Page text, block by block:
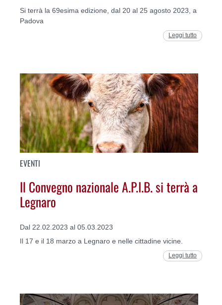
Si terrà la 69esima edizione, dal 20 al 25 agosto 2023, a
Padova
Leggi tutto
EVENTI
Il Convegno nazionale A.P.I.B. si terrà a
Legnaro
Dal 22.02.2023 al 05.03.2023
Il 17 e il 18 marzo a Legnaro e nelle cittadine vicine.
Leggi tutto